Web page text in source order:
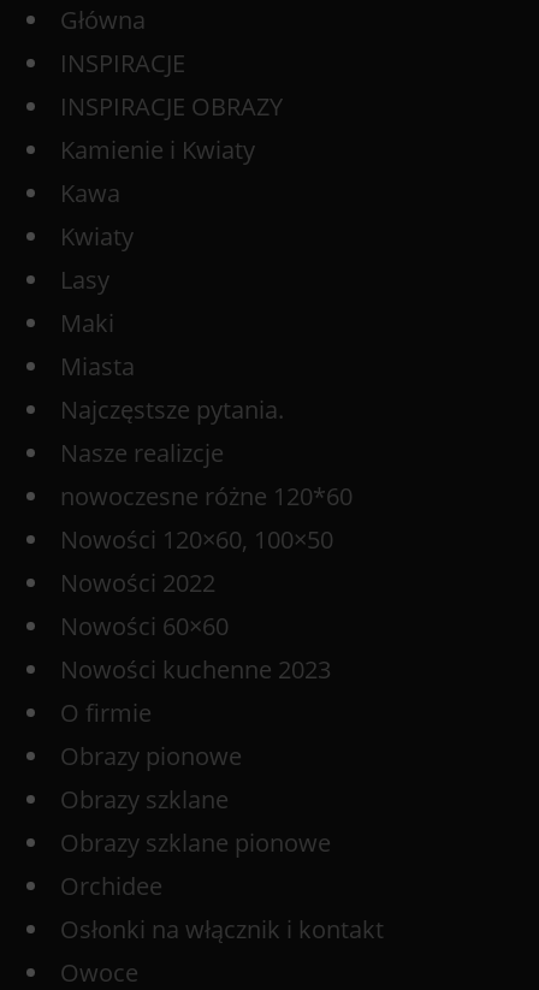
Główna
INSPIRACJE
INSPIRACJE OBRAZY
Kamienie i Kwiaty
Kawa
Kwiaty
Lasy
Maki
Miasta
Najczęstsze pytania.
Nasze realizcje
nowoczesne różne 120*60
Nowości 120×60, 100×50
Nowości 2022
Nowości 60×60
Nowości kuchenne 2023
O firmie
Obrazy pionowe
Obrazy szklane
Obrazy szklane pionowe
Orchidee
Osłonki na włącznik i kontakt
Owoce